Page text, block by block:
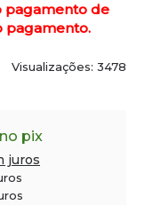
pagamento de
pagamento.
Visualizações: 3478
pix
juros